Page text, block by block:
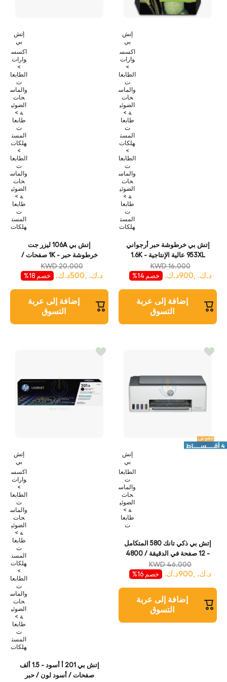
إتش
بي
اكسس
وارات
>
الطابعا
ت
والماس
حات
الضوئي
ة >
طابعا
ت
المست
هلكات
>
الطابعا
ت
والماس
حات
الضوئي
ة >
طابعا
ت
المست
هلكات
إتش بي خرطوشة حبر أرجواني
953XL عالية الإنتاجية - 1.6K
صفحة / أرجواني لون/ خرطوشة
حبر
KWD 16.000
د.ك. ,900د.ك. خصم 14%
إضافة إلى عربة
التسوق
إتش
بي
اكسس
وارات
>
الطابعا
ت
والماس
حات
الضوئي
ة >
طابعا
ت
المست
هلكات
>
الطابعا
ت
والماس
حات
الضوئي
ة >
طابعا
ت
المست
هلكات
إتش بي 106A ليزر جت
خرطوشة حبر - 1K صفحات /
لون أسود/ خرطوشة حبر
KWD 20.000
د.ك. ,500د.ك. خصم 18%
إضافة إلى عربة
التسوق
إتش
بي
الطابعا
ت
والماس
حات
الضوئي
ة >
طابعا
ت
إتش بي ذكي تانك 580 المتكامل
- 12 صفحة في الدقيقة / 4800
في البوصة / A4 / يو اس بي /
KWD 46.000
د.ك. ,900د.ك. خصم 16%
إضافة إلى عربة
التسوق
إتش
بي
اكسس
وارات
>
الطابعا
ت
والماس
حات
الضوئي
ة >
طابعا
ت
المست
هلكات
>
الطابعا
ت
والماس
حات
الضوئي
ة >
طابعا
ت
المست
هلكات
إتش بي 201 أ أسود - 1.5 ألف
صفحات / أسود لون / حبر